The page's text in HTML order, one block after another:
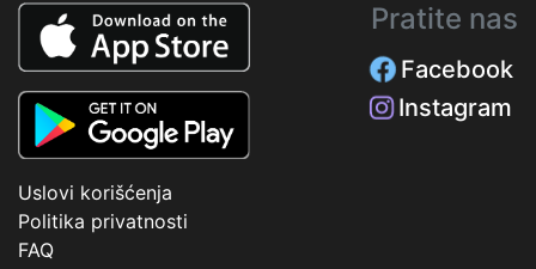
Pratite nas
Facebook
Instagram
Uslovi korišćenja
Politika privatnosti
FAQ